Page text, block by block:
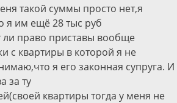
такой суммы просто нет,я
я им ещё 28 тыс руб
ли право приставы вообще
с квартиры в которой я не
я его законная супруга. И
за ту
квартиры тогда у меня не